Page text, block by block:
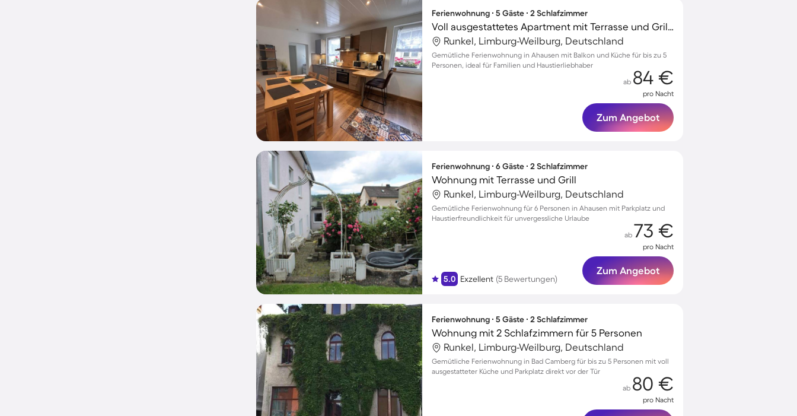
Ferienwohnung ∙ 5 Gäste ∙ 2 Schlafzimmer
Voll ausgestattetes Apartment mit Terrasse und Grill | Haustiere sind willkommen
Runkel, Limburg-Weilburg, Deutschland
Gemütliche Ferienwohnung in Ahausen mit Balkon und Küche für bis zu 5
Personen, ideal für Familien und Haustierliebhaber
ab 84 €
pro Nacht
Zum Angebot
Ferienwohnung ∙ 6 Gäste ∙ 2 Schlafzimmer
Wohnung mit Terrasse und Grill
Runkel, Limburg-Weilburg, Deutschland
Gemütliche Ferienwohnung für 6 Personen in Ahausen mit Parkplatz und
Haustierfreundlichkeit für unvergessliche Urlaube
5.0 Exzellent (5 Bewertungen)
ab 73 €
pro Nacht
Zum Angebot
Ferienwohnung ∙ 5 Gäste ∙ 2 Schlafzimmer
Wohnung mit 2 Schlafzimmern für 5 Personen
Runkel, Limburg-Weilburg, Deutschland
Gemütliche Ferienwohnung in Bad Camberg für bis zu 5 Personen mit voll
ausgestatteter Küche und Parkplatz direkt vor der Tür
ab 80 €
pro Nacht